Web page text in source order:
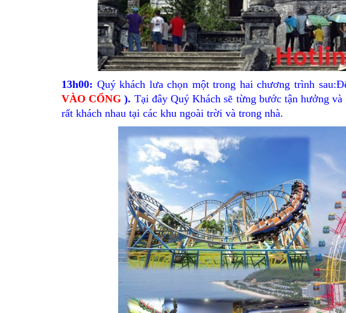
13h00: Quý khách lưa chọn một trong hai chương trình
VÀO CỔNG ). Tại đây Quý Khách sẽ từng bước tận hưởng
rất khách nhau tại các khu ngoài trời và trong nhà.